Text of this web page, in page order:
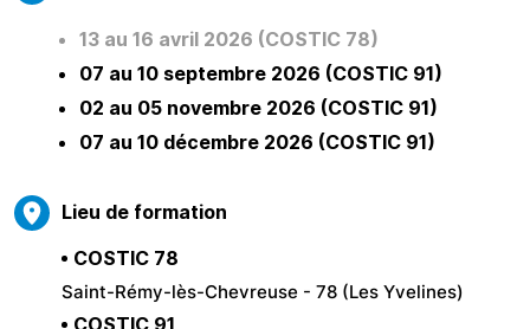
13 au 16 avril 2026 (COSTIC 78)
07 au 10 septembre 2026 (COSTIC 91)
02 au 05 novembre 2026 (COSTIC 91)
07 au 10 décembre 2026 (COSTIC 91)
Lieu de formation
COSTIC 78
Saint-Rémy-lès-Chevreuse - 78 (Les Yvelines)
COSTIC 91